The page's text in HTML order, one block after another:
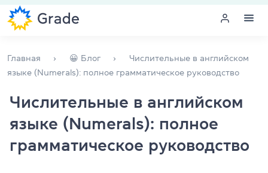
Обучение для преподавателей
Английский для компаний
Главная 😀 Блог
Числительные в английском
языке (Numerals): полное грамматическое руководство
Числительные в английском
языке (Numerals): полное
грамматическое руководство